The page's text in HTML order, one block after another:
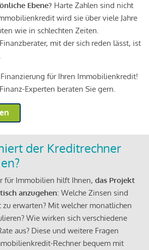
Ebene? Harte Zahlen sind nicht
wird sie über viele Jahre
wie in schlechten Zeiten.
mit der sich reden lässt, ist
für Ihren Immobilienkredit!
Experten beraten Sie gern.
der Kreditrechner
für Immobilien hilft Ihnen, das Projekt
anzugehen: Welche Zinsen sind
erwarten? Mit welcher monatlichen
Wie wirken sich verschiedene
aus? Diese und weitere Fragen
Rechner bequem mit